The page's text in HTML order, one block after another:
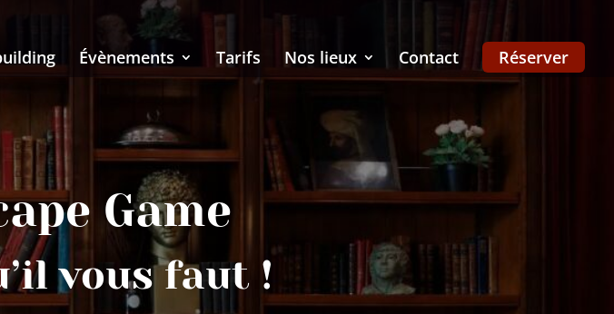
Évènements Tarifs Nos lieux Contact Réserver
Game
vous faut !